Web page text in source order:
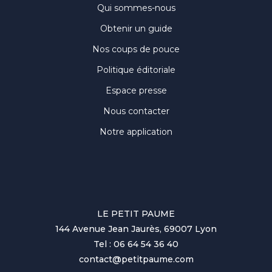
Qui sommes-nous
Obtenir un guide
Nos coups de pouce
Politique éditoriale
Espace presse
Nous contacter
Notre application
LE PETIT PAUME
144 Avenue Jean Jaurès, 69007 Lyon
Tel : 06 64 54 36 40
contact@petitpaume.com